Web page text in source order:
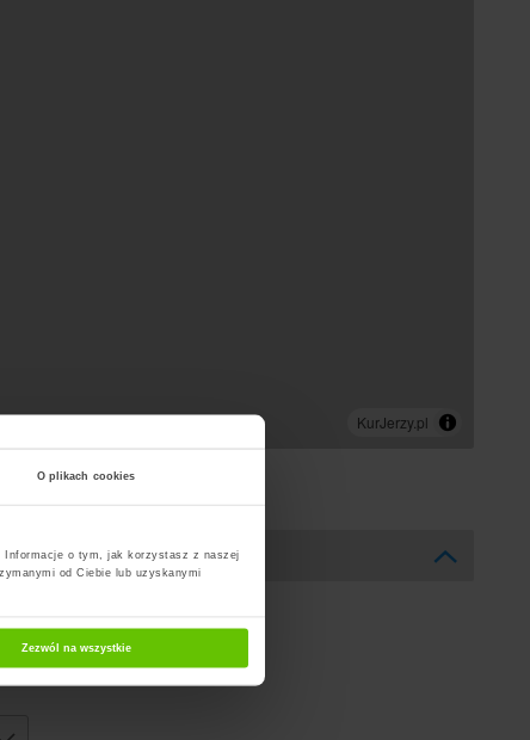
O plikach cookies
Informacje o tym, jak korzystasz z naszej
od Ciebie lub uzyskanymi
Zezwól na wszystkie